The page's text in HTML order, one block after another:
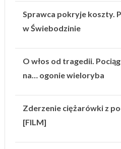
Sprawca pokryje koszty.
w Świebodzinie
O włos od tragedii.
na… ogonie wieloryba
Zderzenie ciężarówki z
[FILM]